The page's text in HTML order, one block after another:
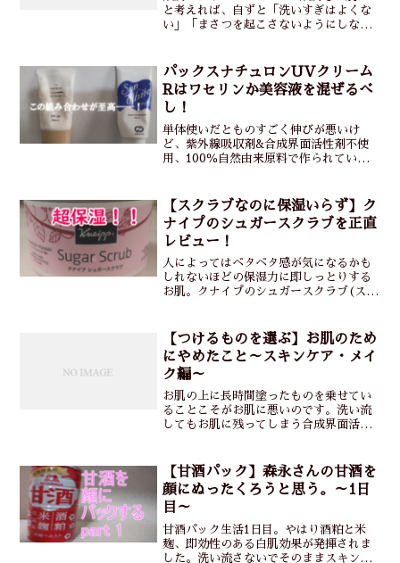
と考えれば、自ずと「洗いすぎはよくな
い」「まさつを起こさないようにしない
活性剤がたっぷり。頭も、顔と同じくら
い大切に扱いましょう。
パックスナチュロンUVクリーム
Rはワセリンか美容液を混ぜるべ
し！
単体使いだとものすごく伸びが悪いけ
ど、紫外線吸収剤&合成界面活性剤不使
用、100％自然由来原料で作られてい
【スクラブなのに保湿いらず】ク
ナイプのシュガースクラブを正直
レビュー！
人によってはベタベタ感が気になるかも
しれないほどの保湿力に即しっとりする
お肌。クナイプのシュガースクラブ(スイ
さんにはオススメです。
【つけるものを選ぶ】お肌のため
にやめたこと～スキンケア・メイ
ク編～
お肌の上に長時間塗ったものを乗せてい
ることこそがお肌に悪いのです。洗い流
してもお肌に残ってしまう合成界面活性
【甘酒パック】森永さんの甘酒を
顔にぬったくろうと思う。～1日
目～
甘酒パック生活1日目。やはり酒粕と米
麹、即効性のある白肌効果が発揮されま
した。洗い流さないでそのままスキンケ